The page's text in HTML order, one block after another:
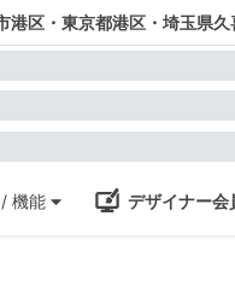
港区・東京都港区・埼玉県
機能 デザイナー会